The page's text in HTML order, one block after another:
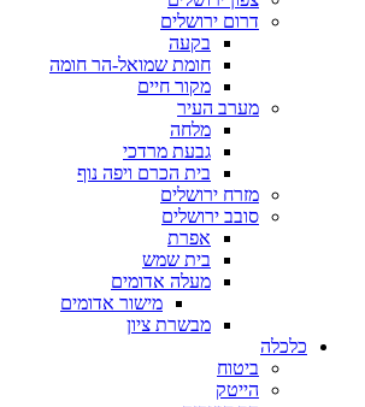
דרום ירושלים
בקעה
חומת שמואל-הר חומה
מקור חיים
מערב העיר
מלחה
גבעת מרדכי
בית הכרם ויפה נוף
מזרח ירושלים
סובב ירושלים
אפרת
בית שמש
מעלה אדומים
מישור אדומים
מבשרת ציון
כלכלה
ביטוח
הייטק